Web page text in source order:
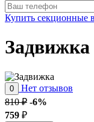
Купить секционные
Задвижка
0
Нет отзывов
810 ₽ -6%
759 ₽